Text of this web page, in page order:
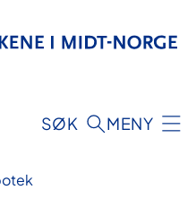
SØK MENY